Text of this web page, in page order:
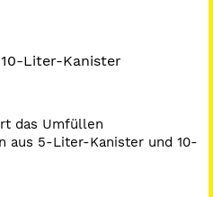
Liter-Kanister
das Umfüllen
aus 5-Liter-Kanister und 10-